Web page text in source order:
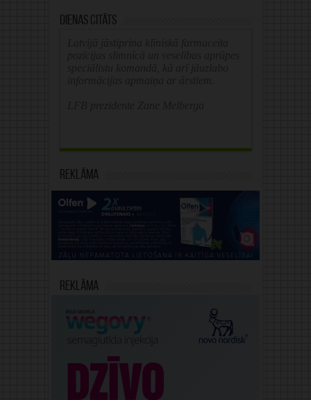
Dienas citāts
Reklāma
Reklāma